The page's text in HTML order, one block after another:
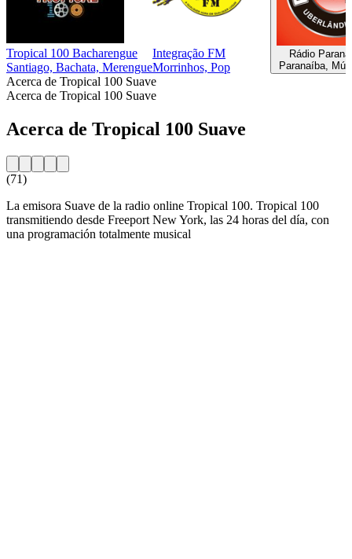
Tropical 100 Bacharengue
Santiago, Bachata, Merengue
Integração FM
Morrinhos, Pop
Rádio
Paranaíba,
Acerca de Tropical 100 Suave
Acerca de Tropical 100 Suave
Acerca de Tropical 100 Suave
(71)
La emisora Suave de la radio online Tropical 100. Tropical 100
transmitiendo desde Freeport New York, las 24 horas del día, con
una programación totalmente musical